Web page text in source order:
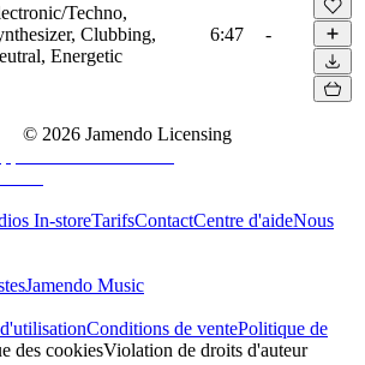
Techno,
Clubbing,
Energetic
6:47 -
© 2026 Jamendo Licensing
In-storeTarifsContactCentre d'aideNous
Jamendo Music
Conditions de ventePolitique de
des cookiesViolation de droits d'auteur